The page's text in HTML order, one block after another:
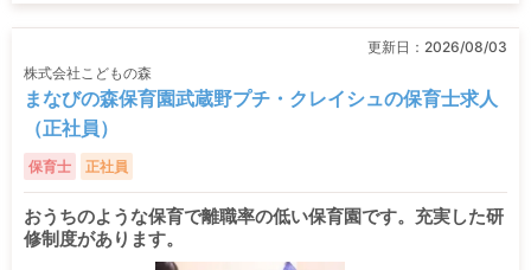
更新日： 2026/08/03
株式会社こどもの森
まなびの森保育園武蔵野プチ・クレイシュの保育士求人
（正社員）
保育士 正社員
おうちのような保育で離職率の低い保育園です。充実した研
修制度があります。